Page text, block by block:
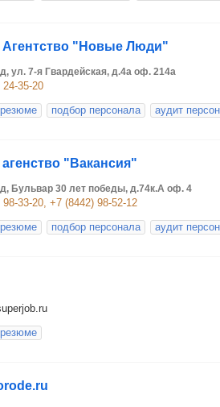
Агентство "Новые Люди"
ул. 7-я Гвардейская, д.4а оф. 214а
24-35-20
резюме подбор персонала аудит
"Вакансия"
Бульвар 30 лет победы, д.74к.А оф. 4
33-20, +7 (8442) 98-52-12
резюме подбор персонала аудит
резюме